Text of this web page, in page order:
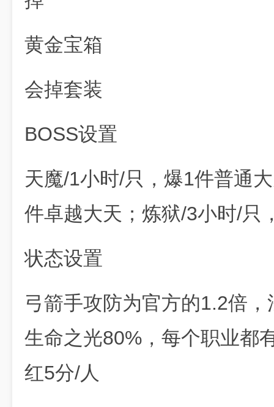
黄金宝箱
会掉套装
BOSS设置
天魔/1小时/只，爆1件普通
件卓越大天；炼狱/3小时/只
状态设置
弓箭手攻防为官方的1.2倍
生命之光80%，每个职业都
红5分/人